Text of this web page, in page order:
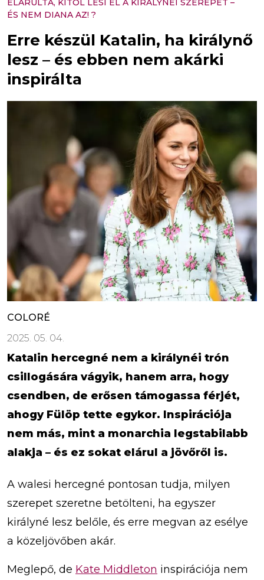
ELÁRULTA, KITŐL LESI EL A KIRÁLYNÉI SZEREPET –
ÉS NEM DIANA AZ! ?
Erre készül Katalin, ha királynő
lesz – és ebben nem akárki
inspirálta
COLORÉ
2025. 05. 04.
Katalin hercegné nem a királynéi trón
csillogására vágyik, hanem arra, hogy
csendben, de erősen támogassa férjét,
ahogy Fülöp tette egykor. Inspirációja
nem más, mint a monarchia legstabilabb
alakja – és ez sokat elárul a jövőről is.
A walesi hercegné pontosan tudja, milyen
szerepet szeretne betölteni, ha egyszer
királyné lesz belőle, és erre megvan az esélye
a közeljövőben akár.
Meglepő, de Kate Middleton inspirációja nem